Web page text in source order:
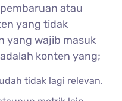
atau
yang tidak
yang wajib masuk
konten yang;
tidak lagi relevan.